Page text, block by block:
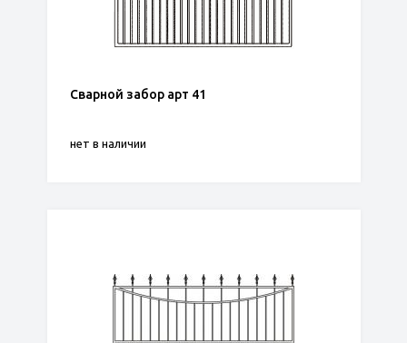
Сварной забор арт 41
нет в наличии